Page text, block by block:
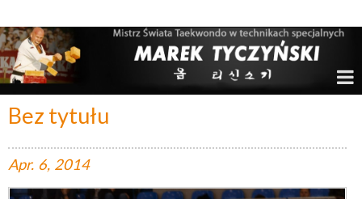
Bez tytułu
Apr. 6, 2014